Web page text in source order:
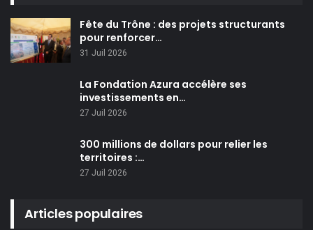
Fête du Trône : des projets structurants
pour renforcer…
31 Juil 2026
La Fondation Azura accélère ses
investissements en…
27 Juil 2026
300 millions de dollars pour relier les
territoires :…
27 Juil 2026
Articles populaires